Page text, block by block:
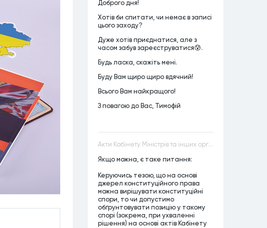
Доброго дня!
Хотів би спитати, чи немає в записі
цього заходу?
Дуже хотів приєднатися, але з
часом забув зареєструватися😰.
Будь ласка, скажіть мені.
Буду Вам щиро щиро вдячний!
Всього Вам найкращого!
З повагою до Вас, Тимофій
Акти Кабінету Міністрів та інших органів державної влади як джерела конституційного права
Якщо можна, є таке питання:
Керуючись тезою, що на основі
джерел конституційного права
можна вирішувати конституційні
спори, то чи допустимо
обґрунтовувати позицію у такому
спорі (зокрема, при ухваленні
рішення) на основі актів Кабінету